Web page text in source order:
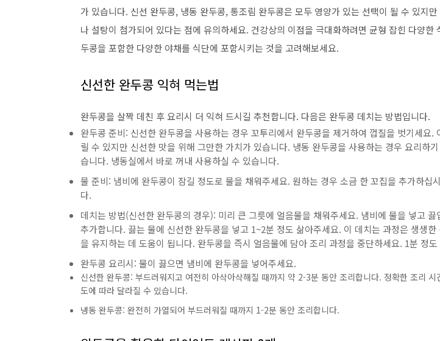
가 있습니다. 신선 완두콩, 냉동 완두콩, 통조림 완두콩은 모두 영양가 있는 선택이 될 수 있지
나 설탕이 첨가되어 있다는 점에 유의하세요. 건강상의 이점을 극대화하려면 균형 잡힌 다양한
두콩을 포함한 다양한 야채를 식단에 포함시키는 것을 고려해보세요.
신선한 완두콩 익혀 먹는법
완두콩을 살짝 데친 후 요리시 더 익혀 드시길 추천합니다. 다음은 완두콩 데치는 방법입니다.
완두콩 준비: 신선한 완두콩을 사용하는 경우 꼬투리에서 완두콩을 제거하여 껍질을 벗기세요.
릴 수 있지만 신선한 맛을 위해 그만한 가치가 있습니다. 냉동 완두콩을 사용하는 경우 요리하
습니다. 냉동실에서 바로 꺼내 사용하실 수 있습니다.
물 준비: 냄비에 완두콩이 잠길 정도로 물을 채워주세요. 원하는 경우 소금 한 꼬집을 추가하십
다.
데치는 방법(신선한 완두콩의 경우): 미리 큰 그릇에 얼음물을 채워주세요. 냄비에 물을 넣고
추가합니다. 끓는 물에 신선한 완두콩을 넣고 1~2분 정도 삶아주세요. 이 데치는 과정은 생생
을 유지하는 데 도움이 됩니다. 완두콩을 즉시 얼음물에 담아 조리 과정을 중단하세요. 1분 정
완두콩 요리시: 물이 끓으면 냄비에 완두콩을 넣어주세요.
신선한 완두콩: 부드러워지고 여전히 아삭아삭해질 때까지 약 2-3분 동안 조리합니다. 정확한 조리 시
도에 따라 달라질 수 있습니다.
냉동 완두콩: 완전히 가열되어 부드러워질 때까지 1-2분 동안 조리합니다.